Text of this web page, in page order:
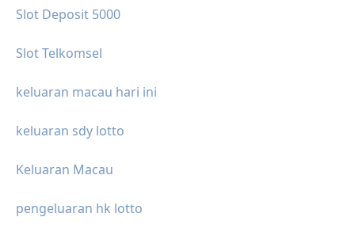
Slot Deposit 5000
Slot Telkomsel
keluaran macau hari ini
keluaran sdy lotto
Keluaran Macau
pengeluaran hk lotto